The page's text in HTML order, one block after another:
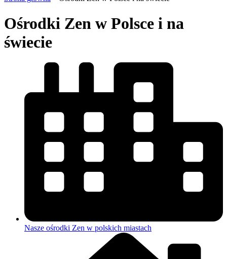
Ośrodki Zen w Polsce i na
świecie
Nasze ośrodki Zen w polskich miastach